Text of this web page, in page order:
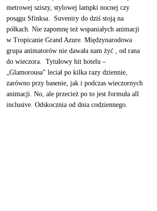
metrowej sziszy, stylowej lampki nocnej czy
posągu Sfinksa.  Suveniry do dziś stoją na
półkach. Nie zapomnę też wspaniałych animacji
w Tropicanie Grand Azure. Międzynarodowa
grupa animatorów nie dawała nam żyć , od rana
do wieczora.  Tytułowy hit hotelu –
„Glamorousa” leciał po kilka razy dziennie,
zarówno przy basenie, jak i podczas wieczornych
animacji. No, ale przecież po to jest formuła all
inclusive. Odskocznia od dnia codziennego.